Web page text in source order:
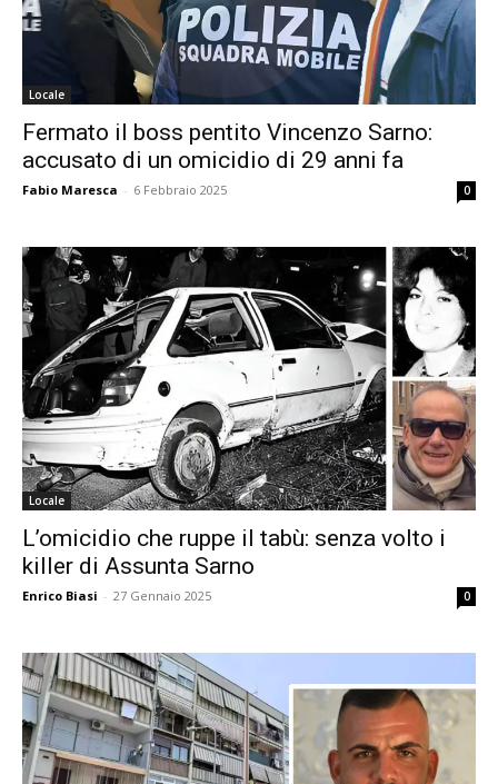
Locale
Fermato il boss pentito Vincenzo Sarno:
accusato di un omicidio di 29 anni fa
Fabio Maresca - 6 Febbraio 2025 0
Locale
L’omicidio che ruppe il tabù: senza volto i
killer di Assunta Sarno
Enrico Biasi - 27 Gennaio 2025 0